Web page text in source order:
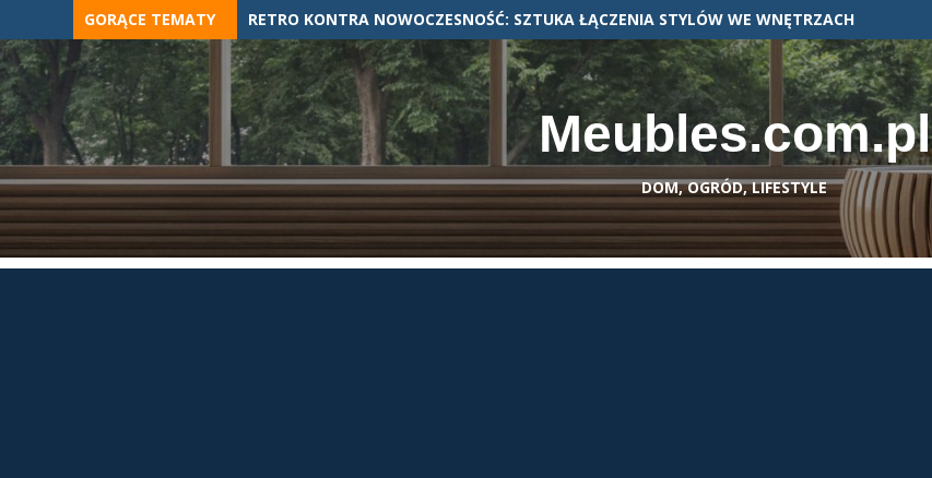
to
content
GORĄCE TEMATY RETRO KONTRA NOWOCZESNOŚĆ: SZTUKA ŁĄCZENIA STYLÓW WE WNĘTRZACH
Meubles.com.pl
DOM, OGRÓD, LIFESTYLE